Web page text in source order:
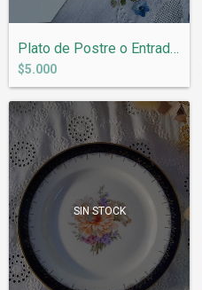
Plato de Postre o Entrada en Loza Ingles...
$5.000
SIN STOCK